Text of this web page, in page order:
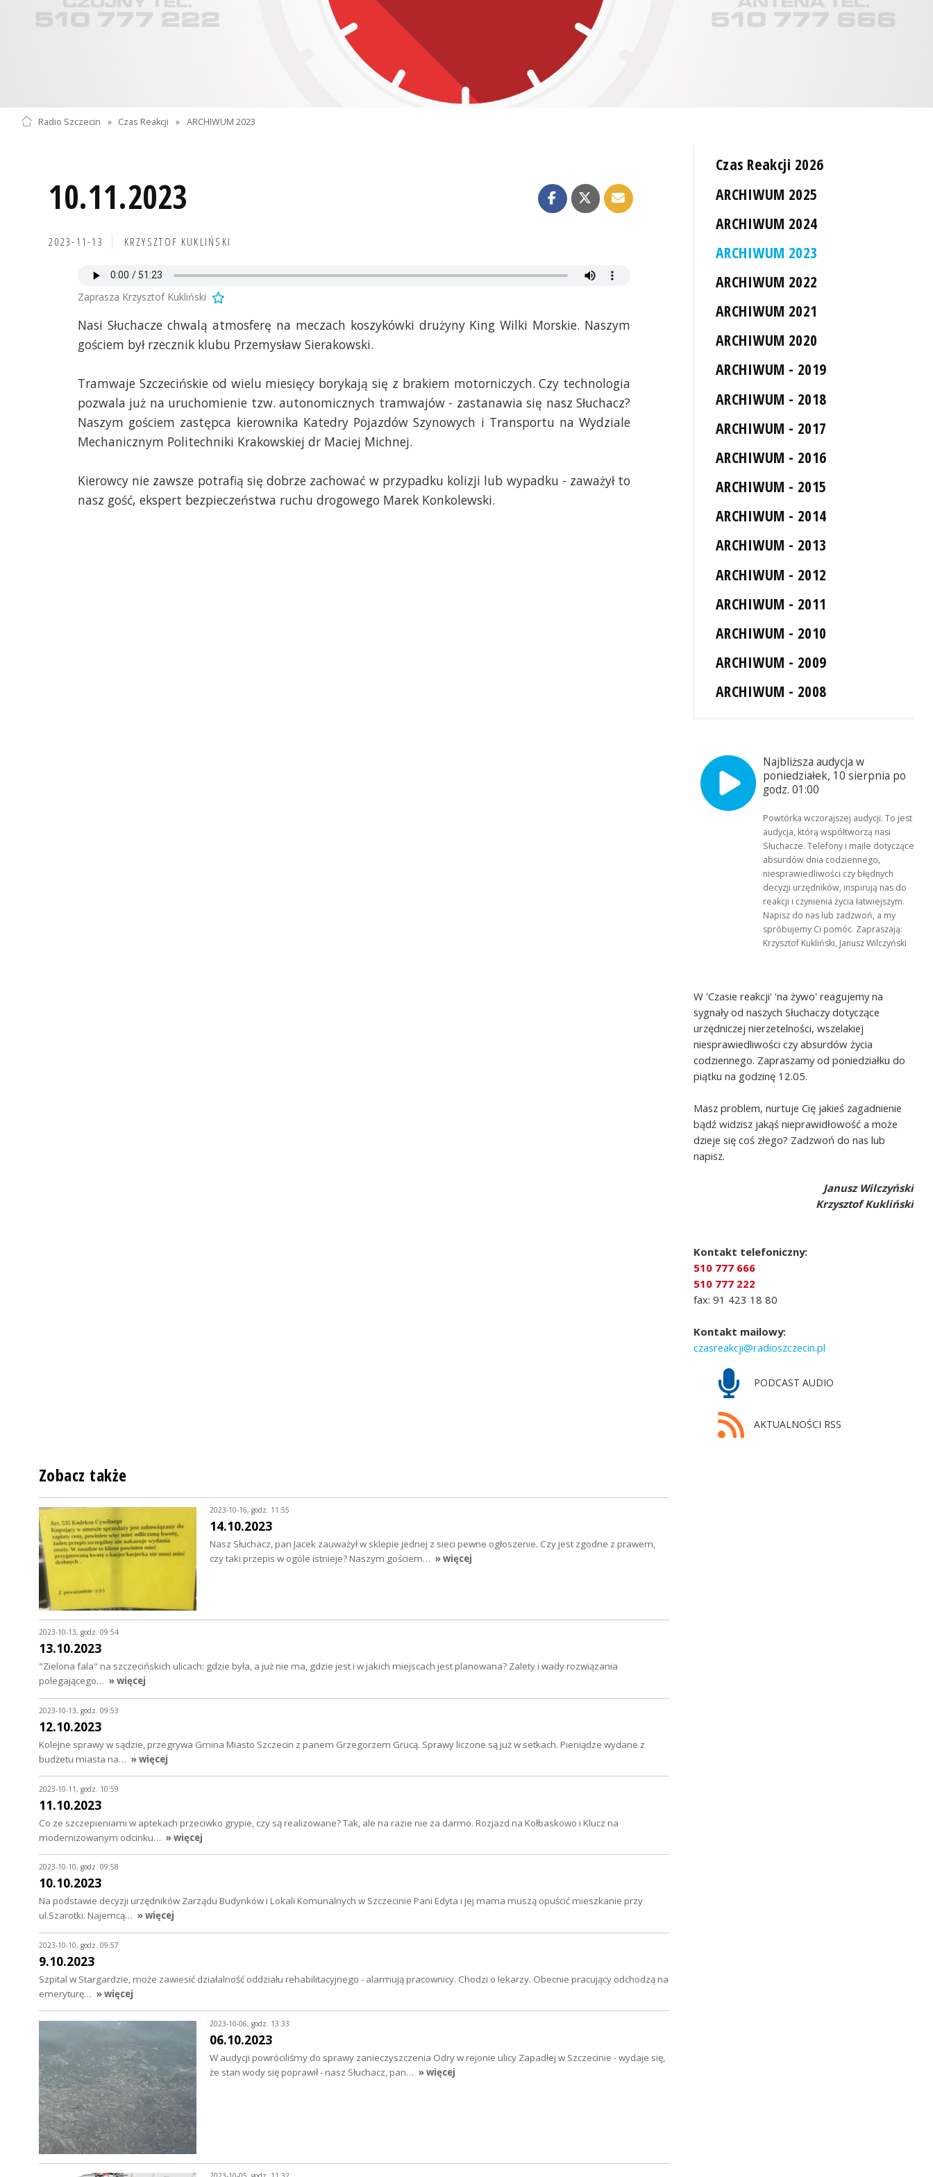
Radio Szczecin » Czas Reakcji » ARCHIWUM 2023
10.11.2023
2023-11-13 KRZYSZTOF KUKLIŃSKI
Zaprasza Krzysztof Kukliński
Nasi Słuchacze chwalą atmosferę na meczach koszykówki drużyny King Wilki Morskie. Naszym
gościem był rzecznik klubu Przemysław Sierakowski.
Tramwaje Szczecińskie od wielu miesięcy borykają się z brakiem motorniczych. Czy technologia
pozwala już na uruchomienie tzw. autonomicznych tramwajów - zastanawia się nasz Słuchacz?
Naszym gościem zastępca kierownika Katedry Pojazdów Szynowych i Transportu na Wydziale
Mechanicznym Politechniki Krakowskiej dr Maciej Michnej.
Kierowcy nie zawsze potrafią się dobrze zachować w przypadku kolizji lub wypadku - zaważył to
nasz gość, ekspert bezpieczeństwa ruchu drogowego Marek Konkolewski.
Czas Reakcji 2026
ARCHIWUM 2025
ARCHIWUM 2024
ARCHIWUM 2023
ARCHIWUM 2022
ARCHIWUM 2021
ARCHIWUM 2020
ARCHIWUM - 2019
ARCHIWUM - 2018
ARCHIWUM - 2017
ARCHIWUM - 2016
ARCHIWUM - 2015
ARCHIWUM - 2014
ARCHIWUM - 2013
ARCHIWUM - 2012
ARCHIWUM - 2011
ARCHIWUM - 2010
ARCHIWUM - 2009
ARCHIWUM - 2008
Najbliższa audycja w
poniedziałek, 10 sierpnia po
godz. 01:00
Powtórka wczorajszej audycji. To jest
audycja, którą współtworzą nasi
Słuchacze. Telefony i maile dotyczące
absurdów dnia codziennego,
niesprawiedliwości czy błędnych
decyzji urzędników, inspirują nas do
reakcji i czynienia życia łatwiejszym.
Napisz do nas lub zadzwoń, a my
spróbujemy Ci pomóc. Zapraszają:
Krzysztof Kukliński, Janusz Wilczyński
W 'Czasie reakcji' 'na żywo' reagujemy na
sygnały od naszych Słuchaczy dotyczące
urzędniczej nierzetelności, wszelakiej
niesprawiedliwości czy absurdów życia
codziennego. Zapraszamy od poniedziałku do
piątku na godzinę 12.05.
Masz problem, nurtuje Cię jakieś zagadnienie
bądź widzisz jakąś nieprawidłowość a może
dzieje się coś złego? Zadzwoń do nas lub
napisz.
Janusz Wilczyński
Krzysztof Kukliński
Kontakt telefoniczny:
510 777 666
510 777 222
fax: 91 423 18 80
Kontakt mailowy:
czasreakcji@radioszczecin.pl
PODCAST AUDIO
AKTUALNOŚCI RSS
Zobacz także
2023-10-16, godz. 11:55
14.10.2023
Nasz Słuchacz, pan Jacek zauważył w sklepie jednej z sieci pewne ogłoszenie. Czy jest zgodne z prawem,
czy taki przepis w ogóle istnieje? Naszym gościem… » więcej
2023-10-13, godz. 09:54
13.10.2023
"Zielona fala" na szczecińskich ulicach: gdzie była, a już nie ma, gdzie jest i w jakich miejscach jest planowana? Zalety i wady rozwiązania
polegającego… » więcej
2023-10-13, godz. 09:53
12.10.2023
Kolejne sprawy w sądzie, przegrywa Gmina Miasto Szczecin z panem Grzegorzem Grucą. Sprawy liczone są już w setkach. Pieniądze wydane z
budżetu miasta na… » więcej
2023-10-11, godz. 10:59
11.10.2023
Co ze szczepieniami w aptekach przeciwko grypie, czy są realizowane? Tak, ale na razie nie za darmo. Rozjazd na Kołbaskowo i Klucz na
modernizowanym odcinku… » więcej
2023-10-10, godz. 09:58
10.10.2023
Na podstawie decyzji urzędników Zarządu Budynków i Lokali Komunalnych w Szczecinie Pani Edyta i jej mama muszą opuścić mieszkanie przy
ul.Szarotki. Najemcą… » więcej
2023-10-10, godz. 09:57
9.10.2023
Szpital w Stargardzie, może zawiesić działalność oddziału rehabilitacyjnego - alarmują pracownicy. Chodzi o lekarzy. Obecnie pracujący odchodzą na
emeryturę… » więcej
2023-10-06, godz. 13:33
06.10.2023
W audycji powróciliśmy do sprawy zanieczyszczenia Odry w rejonie ulicy Zapadłej w Szczecinie - wydaje się,
że stan wody się poprawił - nasz Słuchacz, pan… » więcej